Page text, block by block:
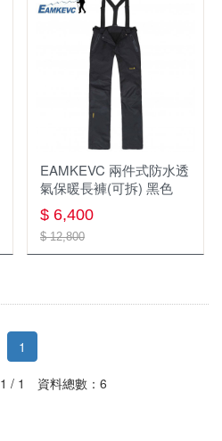
EAMKEVC 兩件式防水透
氣保暖長褲(可拆) 黑色
$ 6,400
$ 12,800
1
1 / 1 資料總數：6